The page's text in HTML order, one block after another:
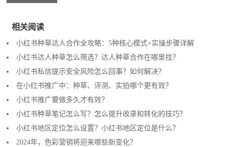
相关阅读
小红书种草达人合作全攻略：5种核心模式+实操步骤详解
小红书达人种草怎么筛选？达人种草合作在哪里找？
小红书私信提示安全风险怎么回事？如何解决？
在小红书推广中：种草、评测、实拍哪个更有效？
小红书推广要做多久才有效？
小红书种草笔记怎么写？怎么提升收录和转化的技巧？
小红书地区定位怎么设置？小红书地区定位是什么？
2024年，色彩营销将迎来哪些新变化？